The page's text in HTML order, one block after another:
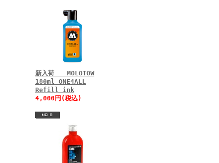
新入荷 MOLOTOW
180ml ONE4ALL
Refill ink
4,000円(税込)